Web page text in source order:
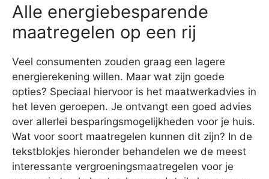
Alle energiebesparende
maatregelen op een rij
Veel consumenten zouden graag een lagere
energierekening willen. Maar wat zijn goede
opties? Speciaal hiervoor is het maatwerkadvies in
het leven geroepen. Je ontvangt een goed advies
over allerlei besparingsmogelijkheden voor je huis.
Wat voor soort maatregelen kunnen dit zijn? In de
tekstblokjes hieronder behandelen we de meest
interessante vergroeningsmaatregelen voor je